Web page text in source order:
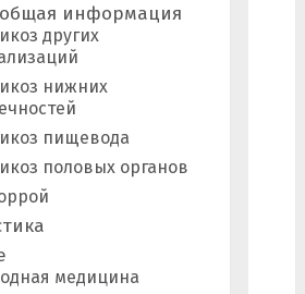
информация
других
нижних
пищевода
половых органов
медицина